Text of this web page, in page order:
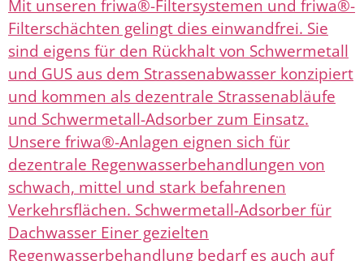
Mit unseren friwa®-Filtersystemen und friwa®-
Filterschächten gelingt dies einwandfrei. Sie
sind eigens für den Rückhalt von Schwermetall
und GUS aus dem Strassenabwasser konzipiert
und kommen als dezentrale Strassenabläufe
und Schwermetall-Adsorber zum Einsatz.
Unsere friwa®-Anlagen eignen sich für
dezentrale Regenwasserbehandlungen von
schwach, mittel und stark befahrenen
Verkehrsflächen. Schwermetall-Adsorber für
Dachwasser Einer gezielten
Regenwasserbehandlung bedarf es auch auf